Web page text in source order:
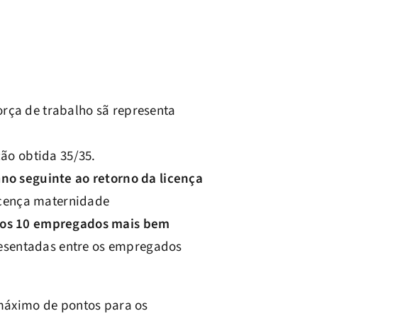
de trabalho sã representa
obtida 35/35.
seguinte ao retorno da licença
maternidade
10 empregados mais bem
entre os empregados
de pontos para os